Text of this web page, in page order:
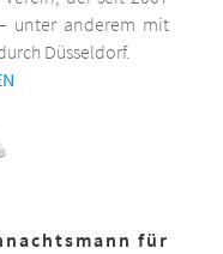
unter anderem mit
Düsseldorf.
für